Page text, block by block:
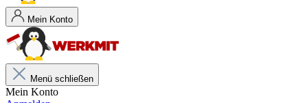
Mein Konto
Menü schließen
Mein Konto